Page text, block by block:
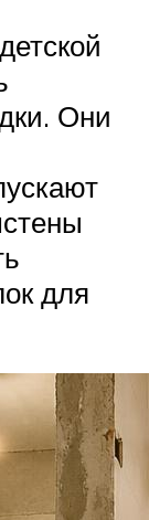
Они
для